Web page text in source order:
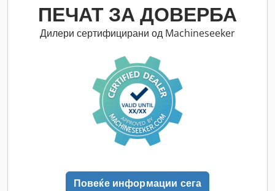
ПЕЧАТ ЗА ДОВЕРБА
Дилери сертифицирани од Machineseeker
Повеќе информации сега